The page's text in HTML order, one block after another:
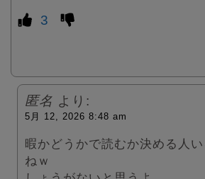
3
匿名 より:
5月 12, 2026 8:48 am
暇かどうかで読むか決める人
ねｗ